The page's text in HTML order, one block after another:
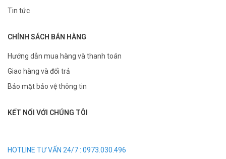
Tin tức
CHÍNH SÁCH BÁN HÀNG
Hướng dẫn mua hàng và thanh toán
Giao hàng và đổi trả
Bảo mật bảo vệ thông tin
KẾT NỐI VỚI CHÚNG TÔI
HOTLINE TƯ VẤN 24/7 : 0973.030.496